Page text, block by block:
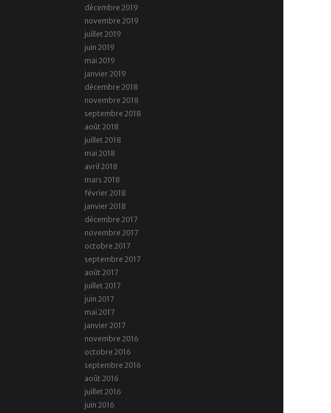
décembre 2019
novembre 2019
juillet 2019
juin 2019
mai 2019
janvier 2019
décembre 2018
novembre 2018
septembre 2018
août 2018
juillet 2018
mai 2018
avril 2018
mars 2018
février 2018
janvier 2018
décembre 2017
novembre 2017
octobre 2017
septembre 2017
août 2017
juillet 2017
juin 2017
mai 2017
janvier 2017
novembre 2016
octobre 2016
septembre 2016
août 2016
juillet 2016
juin 2016